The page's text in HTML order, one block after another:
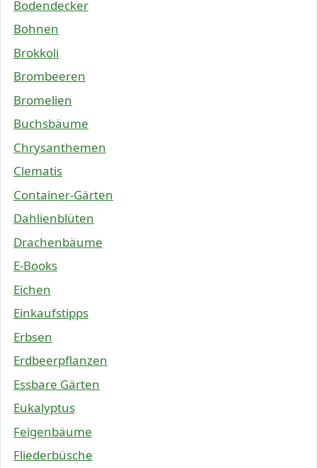
Bodendecker
Bohnen
Brokkoli
Brombeeren
Bromelien
Buchsbäume
Chrysanthemen
Clematis
Container-Gärten
Dahlienblüten
Drachenbäume
E-Books
Eichen
Einkaufstipps
Erbsen
Erdbeerpflanzen
Essbare Gärten
Eukalyptus
Feigenbäume
Fliederbüsche